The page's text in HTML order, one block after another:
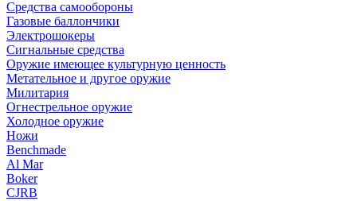
Средства самообороны
Газовые баллончики
Электрошокеры
Сигнальные средства
Оружие имеющее культурную ценность
Метательное и другое оружие
Милитария
Огнестрельное оружие
Холодное оружие
Ножи
Benchmade
Al Mar
Boker
CJRB